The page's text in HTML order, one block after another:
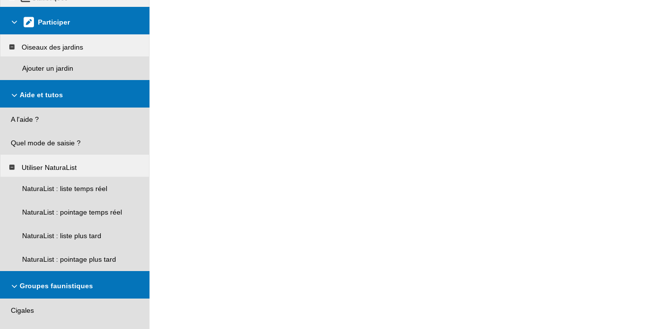
Participer
Oiseaux des jardins
Ajouter un jardin
Aide et tutos
A l'aide ?
Quel mode de saisie ?
Utiliser NaturaList
NaturaList : liste temps réel
NaturaList : pointage temps réel
NaturaList : liste plus tard
NaturaList : pointage plus tard
Groupes faunistiques
Cigales